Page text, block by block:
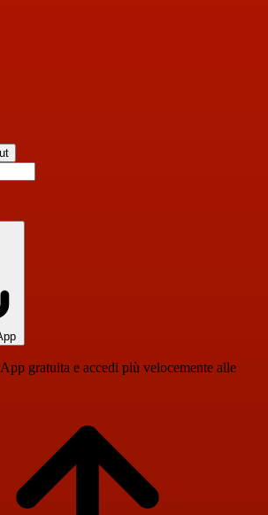
gratuita e accedi più velocemente alle